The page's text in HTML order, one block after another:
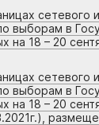
сетевого
выборам в
на 18 – 20
сетевого
выборам в
на 18 – 20